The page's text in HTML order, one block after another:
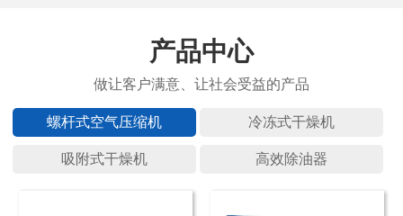
产品中心
螺杆式空 冷冻式干
吸附式干 高效除油